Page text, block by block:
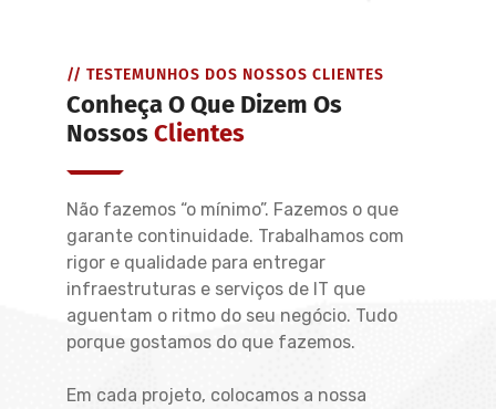
// TESTEMUNHOS DOS NOSSOS CLIENTES
Conheça O Que Dizem Os
NossosClientes
Não fazemos “o mínimo”. Fazemos o que
garante continuidade. Trabalhamos com
rigor e qualidade para entregar
infraestruturas e serviços de IT que
aguentam o ritmo do seu negócio. Tudo
porque gostamos do que fazemos.
Em cada projeto, colocamos a nossa